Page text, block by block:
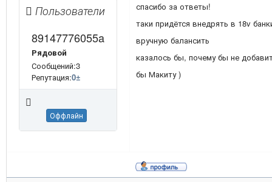
Пользователи
89147776055a
Рядовой
Сообщений:3
Репутация:0±
Оффлайн
спасибо за ответы!
таки придётся внедрять в 18v
вручную балансить
казалось бы, почему бы не
бы Макиту )